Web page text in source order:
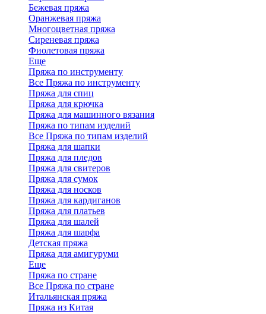
Бежевая пряжа
Оранжевая пряжа
Многоцветная пряжа
Сиреневая пряжа
Фиолетовая пряжа
Еще
Пряжа по инструменту
Все Пряжа по инструменту
Пряжа для спиц
Пряжа для крючка
Пряжа для машинного вязания
Пряжа по типам изделий
Все Пряжа по типам изделий
Пряжа для шапки
Пряжа для пледов
Пряжа для свитеров
Пряжа для сумок
Пряжа для носков
Пряжа для кардиганов
Пряжа для платьев
Пряжа для шалей
Пряжа для шарфа
Детская пряжа
Пряжа для амигуруми
Еще
Пряжа по стране
Все Пряжа по стране
Итальянская пряжа
Пряжа из Китая